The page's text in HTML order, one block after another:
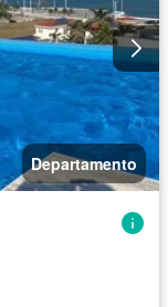
Departamento